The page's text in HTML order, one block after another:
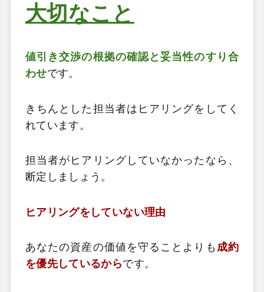
大切なこと
値引き交渉の根拠の確認と妥当性のすり合
わせです。
きちんとした担当者はヒアリングをしてく
れています。
担当者がヒアリングしていなかったなら、
断定しましょう。
ヒアリングをしていない理由
あなたの資産の価値を守ることよりも 成約
を優先しているからです。